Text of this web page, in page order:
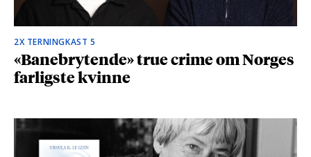
2X TERNINGKAST 5
«Banebrytende» true crime om Norges
farligste kvinne